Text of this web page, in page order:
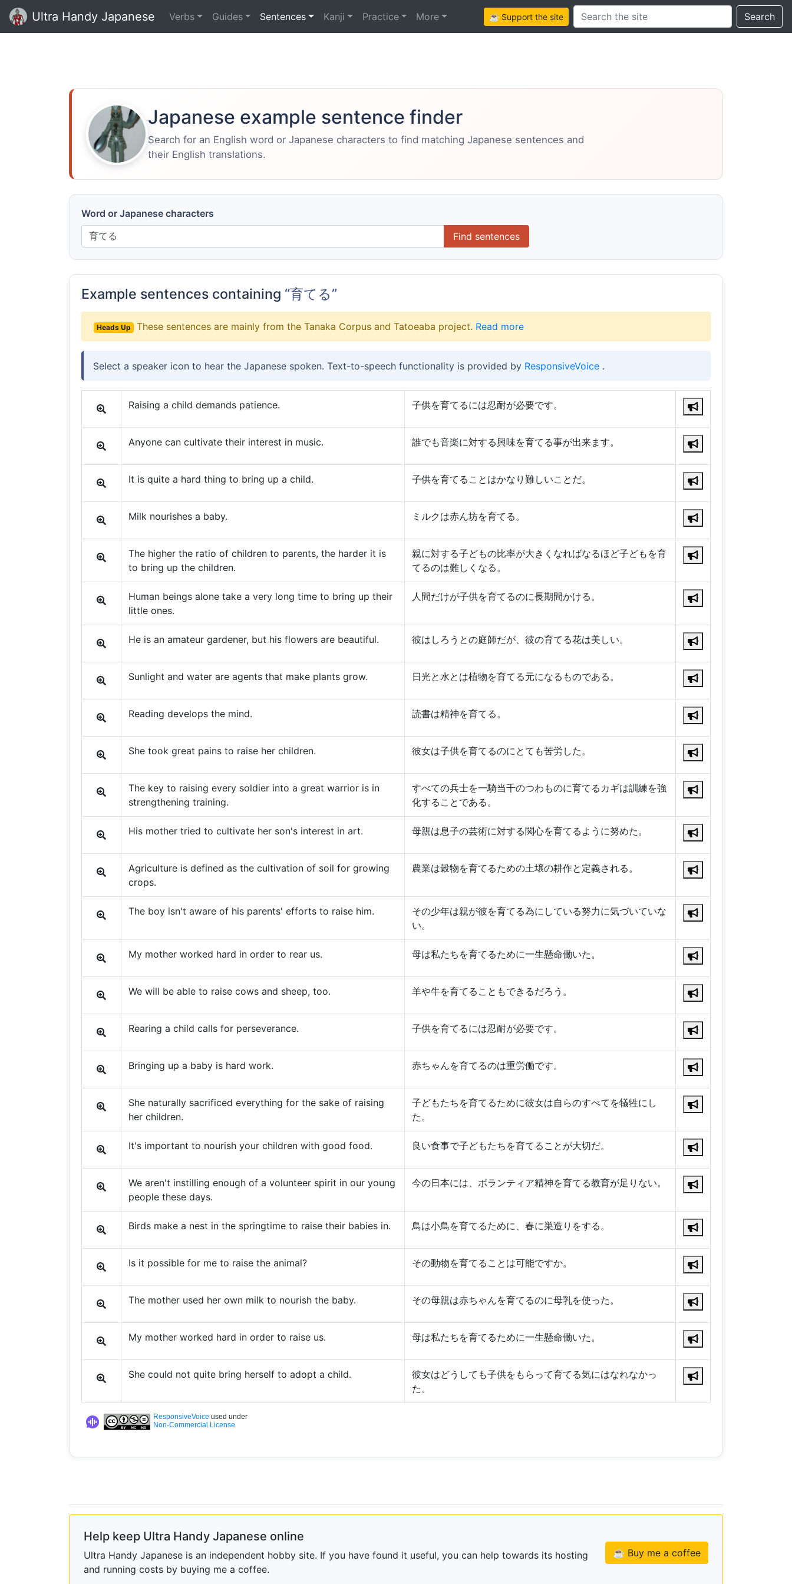
Ultra Handy Japanese Verbs Guides Sentences Kanji Practice More ☕ Support the siteSearch this site Search
Japanese example sentence finder
Search for an English word or Japanese characters to find matching Japanese sentences and
their English translations.
Word or Japanese characters
Find sentences
Example sentences containing “育てる”
Heads Up These sentences are mainly from the Tanaka Corpus and Tatoeaba project. Read more
Select a speaker icon to hear the Japanese spoken. Text-to-speech functionality is provided by ResponsiveVoice .
Raising a child demands patience. 子供を育てるには忍耐が必要です。
Anyone can cultivate their interest in music. 誰でも音楽に対する興味を育てる事が出来ます。
It is quite a hard thing to bring up a child. 子供を育てることはかなり難しいことだ。
Milk nourishes a baby. ミルクは赤ん坊を育てる。
The higher the ratio of children to parents, the harder it is
to bring up the children.
親に対する子どもの比率が大きくなればなるほど子どもを育
てるのは難しくなる。
Human beings alone take a very long time to bring up their
little ones.
人間だけが子供を育てるのに長期間かける。
He is an amateur gardener, but his flowers are beautiful. 彼はしろうとの庭師だが、彼の育てる花は美しい。
Sunlight and water are agents that make plants grow. 日光と水とは植物を育てる元になるものである。
Reading develops the mind. 読書は精神を育てる。
She took great pains to raise her children. 彼女は子供を育てるのにとても苦労した。
The key to raising every soldier into a great warrior is in
strengthening training.
すべての兵士を一騎当千のつわものに育てるカギは訓練を強
化することである。
His mother tried to cultivate her son's interest in art. 母親は息子の芸術に対する関心を育てるように努めた。
Agriculture is defined as the cultivation of soil for growing
crops.
農業は穀物を育てるための土壌の耕作と定義される。
The boy isn't aware of his parents' efforts to raise him.
その少年は親が彼を育てる為にしている努力に気づいていな
い。
My mother worked hard in order to rear us. 母は私たちを育てるために一生懸命働いた。
We will be able to raise cows and sheep, too. 羊や牛を育てることもできるだろう。
Rearing a child calls for perseverance. 子供を育てるには忍耐が必要です。
Bringing up a baby is hard work. 赤ちゃんを育てるのは重労働です。
She naturally sacrificed everything for the sake of raising
her children.
子どもたちを育てるために彼女は自らのすべてを犠牲にし
た。
It's important to nourish your children with good food. 良い食事で子どもたちを育てることが大切だ。
We aren't instilling enough of a volunteer spirit in our young
people these days.
今の日本には、ボランティア精神を育てる教育が足りない。
Birds make a nest in the springtime to raise their babies in. 鳥は小鳥を育てるために、春に巣造りをする。
Is it possible for me to raise the animal? その動物を育てることは可能ですか。
The mother used her own milk to nourish the baby. その母親は赤ちゃんを育てるのに母乳を使った。
My mother worked hard in order to raise us. 母は私たちを育てるために一生懸命働いた。
She could not quite bring herself to adopt a child.
彼女はどうしても子供をもらって育てる気にはなれなかっ
た。
ResponsiveVoice used under
Non-Commercial License
Help keep Ultra Handy Japanese online
Ultra Handy Japanese is an independent hobby site. If you have found it useful, you can help towards its hosting
and running costs by buying me a coffee.
☕ Buy me a coffee